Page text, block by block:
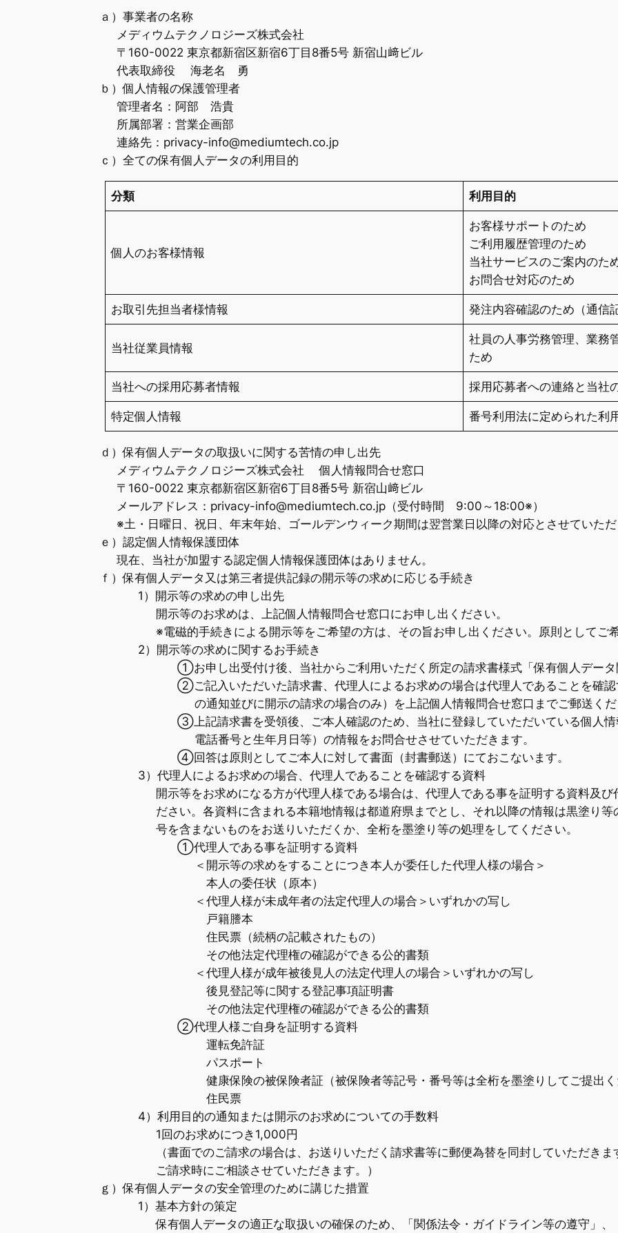
ａ）事業者の名称
メディウムテクノロジーズ株式会社
〒160-0022 東京都新宿区新宿6丁目8番5号 新宿山﨑ビル
代表取締役 海老名 勇
ｂ）個人情報の保護管理者
管理者名：阿部 浩貴
所属部署：営業企画部
連絡先：privacy-info@mediumtech.co.jp
ｃ）全ての保有個人データの利用目的
分類 利用目的
個人のお客様情報
お客様サポートのため
ご利用履歴管理のため
当社サービスのご案内のた
お問合せ対応のため
お取引先担当者様情報 発注内容確認のため（通信
当社従業員情報
社員の人事労務管理、業務
ため
当社への採用応募者情報 採用応募者への連絡と当社
特定個人情報 番号利用法に定められた利
ｄ）保有個人データの取扱いに関する苦情の申し出先
メディウムテクノロジーズ株式会社 個人情報問合せ窓口
〒160-0022 東京都新宿区新宿6丁目8番5号 新宿山﨑ビル
メールアドレス：privacy-info@mediumtech.co.jp（受付時間 9:00～18:00※）
※土・日曜日、祝日、年末年始、ゴールデンウィーク期間は翌営業日以降の対応とさせていた
ｅ）認定個人情報保護団体
現在、当社が加盟する認定個人情報保護団体はありません。
ｆ）保有個人データ又は第三者提供記録の開示等の求めに応じる手続き
1）開示等の求めの申し出先
開示等のお求めは、上記個人情報問合せ窓口にお申し出ください。
※電磁的手続きによる開示等をご希望の方は、その旨お申し出ください。原則としてご
2）開示等の求めに関するお手続き
①お申し出受付け後、当社からご利用いただく所定の請求書様式「保有個人デー
②ご記入いただいた請求書、代理人によるお求めの場合は代理人であることを確
の通知並びに開示の請求の場合のみ）を上記個人情報問合せ窓口までご郵送く
③上記請求書を受領後、ご本人確認のため、当社に登録していただいている個人
電話番号と生年月日等）の情報をお問合せさせていただきます。
④回答は原則としてご本人に対して書面（封書郵送）にておこないます。
3）代理人によるお求めの場合、代理人であることを確認する資料
開示等をお求めになる方が代理人様である場合は、代理人である事を証明する資料及
ださい。各資料に含まれる本籍地情報は都道府県までとし、それ以降の情報は黒塗り
号を含まないものをお送りいただくか、全桁を墨塗り等の処理をしてください。
①代理人である事を証明する資料
＜開示等の求めをすることにつき本人が委任した代理人様の場合＞
本人の委任状（原本）
＜代理人様が未成年者の法定代理人の場合＞いずれかの写し
戸籍謄本
住民票（続柄の記載されたもの）
その他法定代理権の確認ができる公的書類
＜代理人様が成年被後見人の法定代理人の場合＞いずれかの写し
後見登記等に関する登記事項証明書
その他法定代理権の確認ができる公的書類
②代理人様ご自身を証明する資料
運転免許証
パスポート
健康保険の被保険者証（被保険者等記号・番号等は全桁を墨塗りしてご提出
住民票
4）利用目的の通知または開示のお求めについての手数料
1回のお求めにつき1,000円
（書面でのご請求の場合は、お送りいただく請求書等に郵便為替を同封していただき
ご請求時にご相談させていただきます。）
ｇ）保有個人データの安全管理のために講じた措置
1）基本方針の策定
保有個人データの適正な取扱いの確保のため、「関係法令・ガイドライン等の遵守」